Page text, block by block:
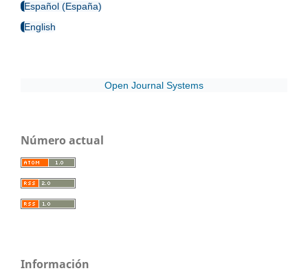
Español (España)
English
Open Journal Systems
Número actual
Información